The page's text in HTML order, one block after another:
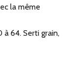
la même
64. Serti grain,